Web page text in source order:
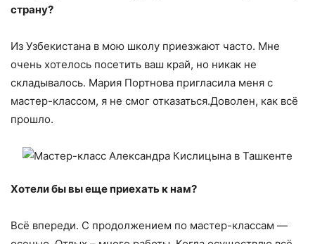
страну?
Из Узбекистана в мою школу приезжают часто. Мне
очень хотелось посетить ваш край, но никак не
складывалось. Мария Портнова пригласила меня с
мастер-классом, я не смог отказаться.Доволен, как всё
прошло.
Хотели бы вы еще приехать к нам?
Всё впереди. С продолжением по мастер-классам —